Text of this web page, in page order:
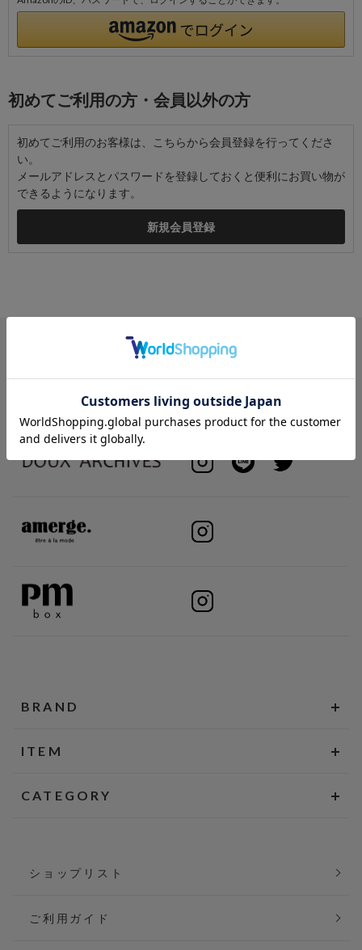
初めてご利用の方・会員以外の方
初めてご利用のお客様は、こちらから会員登録を行ってくださ
い。
メールアドレスとパスワードを登録しておくと便利にお買い物が
できるようになります。
BRAND
ITEM
CATEGORY
ショップリスト
ご利用ガイド